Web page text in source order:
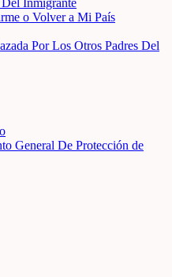
Inmigrante
o Volver a Mi País
Por Los Otros Padres Del
General De Protección de